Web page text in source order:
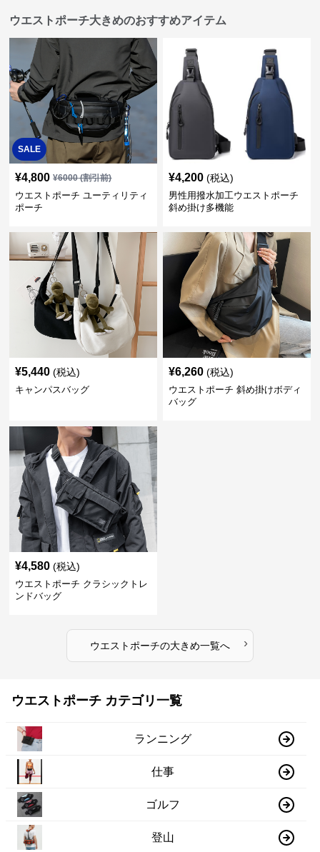
ウエストポーチ大きめのおすすめアイテム
SALE
¥4,800 ¥6000(割引前)
ウエストポーチ ユーティリティ
ポーチ
¥4,200 (税込)
男性用撥水加工ウエストポーチ
斜め掛け多機能
¥5,440 (税込)
キャンパスバッグ
¥6,260 (税込)
ウエストポーチ 斜め掛けボディ
バッグ
¥4,580 (税込)
ウエストポーチ クラシックトレ
ンドバッグ
ウエストポーチの大きめ一覧へ ›
ウエストポーチ カテゴリ一覧
ランニング
仕事
ゴルフ
登山